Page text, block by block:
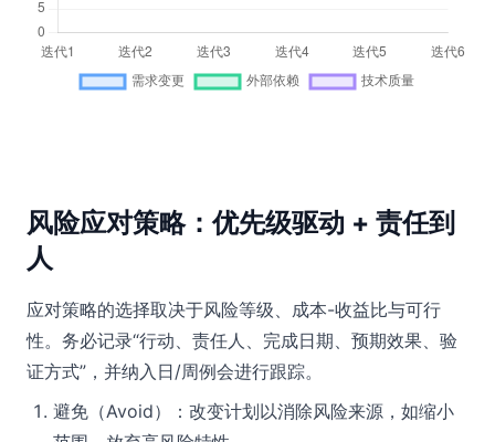
风险应对策略：优先级驱动 + 责任到
人
应对策略的选择取决于风险等级、成本-收益比与可行
性。务必记录“行动、责任人、完成日期、预期效果、验
证方式”，并纳入日/周例会进行跟踪。
避免（Avoid）：改变计划以消除风险来源，如缩小